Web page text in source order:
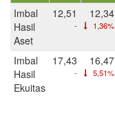
Imbal
Hasil
Aset
12,51
-
12,34
1,36%
Imbal
Hasil
Ekuitas
17,43
-
16,47
5,51%